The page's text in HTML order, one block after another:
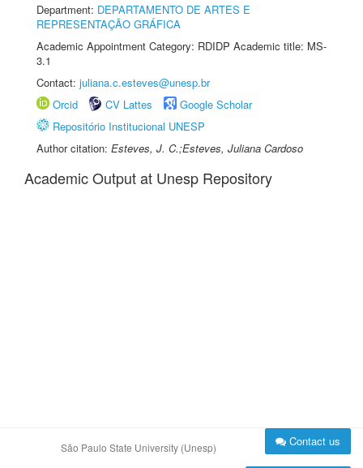
Department: DEPARTAMENTO DE ARTES E
REPRESENTAÇÃO GRÁFICA
Academic Appointment Category: RDIDP Academic title: MS-
3.1
Contact: juliana.c.esteves@unesp.br
Orcid
CV Lattes
Google Scholar
Repositório Institucional UNESP
Author citation: Esteves, J. C.;Esteves, Juliana Cardoso
Academic Output at Unesp Repository
São Paulo State University (Unesp) Contact us